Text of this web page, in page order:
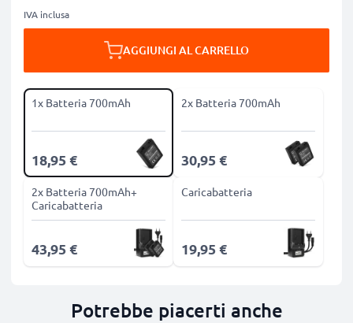
IVA inclusa
AGGIUNGI AL CARRELLO
1x Batteria 700mAh
18,95 €
2x Batteria 700mAh
30,95 €
2x Batteria 700mAh+
Caricabatteria
43,95 €
Caricabatteria
19,95 €
Potrebbe piacerti anche